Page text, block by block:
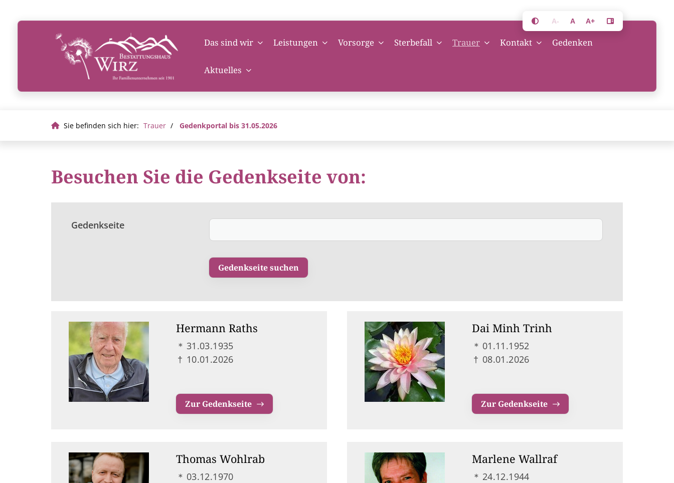
A- A A+
Das sind wir Leistungen Vorsorge Sterbefall Trauer Kontakt Gedenken
Aktuelles
Sie befinden sich hier: Trauer Gedenkportal bis 31.05.2026
Besuchen Sie die Gedenkseite von:
Gedenkseite
Hermann Raths
＊ 31.03.1935
† 10.01.2026
Zur Gedenkseite
Dai Minh Trinh
＊ 01.11.1952
† 08.01.2026
Zur Gedenkseite
Thomas Wohlrab
＊ 03.12.1970
Marlene Wallraf
＊ 24.12.1944